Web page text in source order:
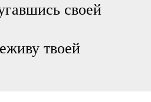
своей
твоей